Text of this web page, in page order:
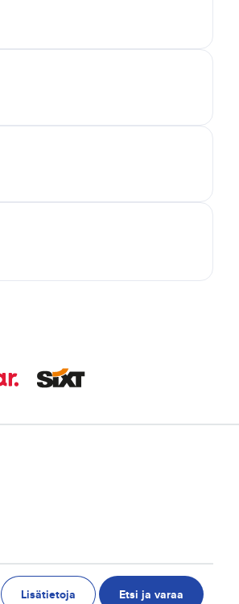
Lisätietoja Etsi ja varaa